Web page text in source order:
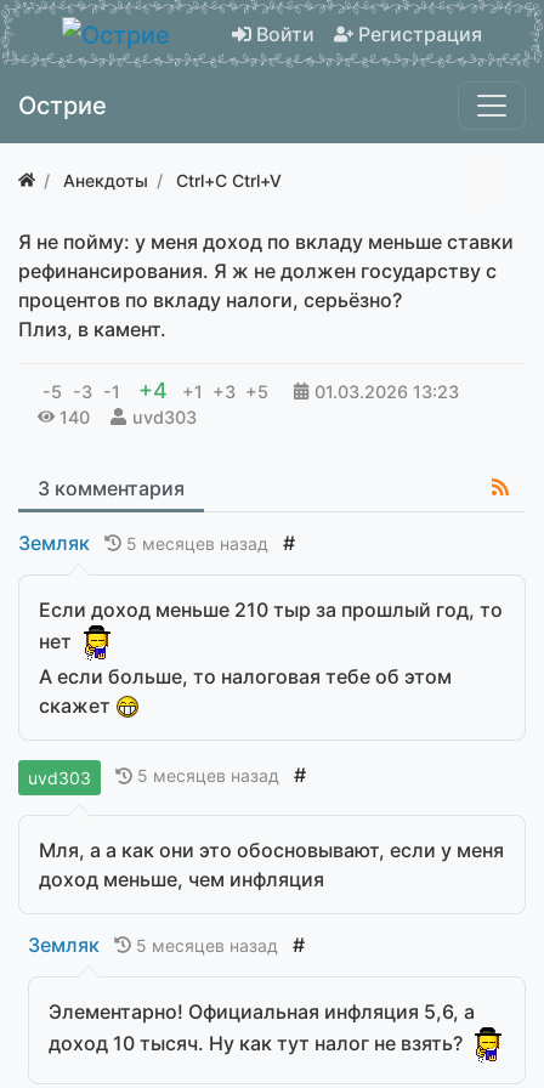
Войти Регистрация
Острие
Анекдоты Ctrl+C Ctrl+V
Я не пойму: у меня доход по вкладу меньше ставки
рефинансирования. Я ж не должен государству с
процентов по вкладу налоги, серьёзно?
Плиз, в камент.
-5 -3 -1 +4 +1 +3 +5 01.03.2026 13:23
140
uvd303
3 комментария
Земляк 5 месяцев назад #
Если доход меньше 210 тыр за прошлый год, то
нет
А если больше, то налоговая тебе об этом
скажет
uvd303 5 месяцев назад #
Мля, а а как они это обосновывают, если у меня
доход меньше, чем инфляция
Земляк 5 месяцев назад #
Элементарно! Официальная инфляция 5,6, а
доход 10 тысяч. Ну как тут налог не взять?